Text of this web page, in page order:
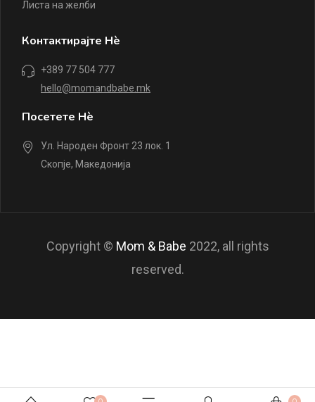
Листа на желби
Контактирајте Нè
+389 77 504 777
hello@momandbabe.mk
Посетете Нè
Ул. Народен Фронт 23 лок. 1
Скопје, Македонија
Copyright © Mom & Babe 2022, all rights
reserved.